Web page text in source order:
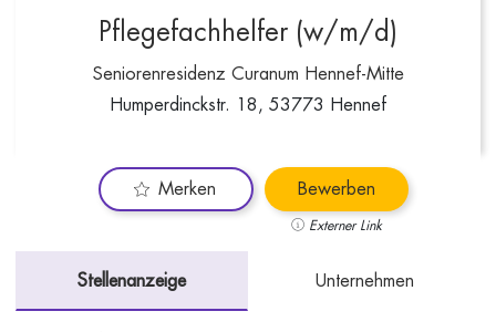
Pflegefachhelfer (w/m/d)
Seniorenresidenz Curanum Hennef-Mitte
Humperdinckstr. 18, 53773 Hennef
Merken Bewerben
Externer Link
Stellenanzeige Unternehmen